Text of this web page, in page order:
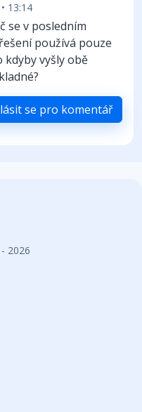
13:14
se v posledním
používá pouze
kdyby vyšly obě
se pro komentář
2026